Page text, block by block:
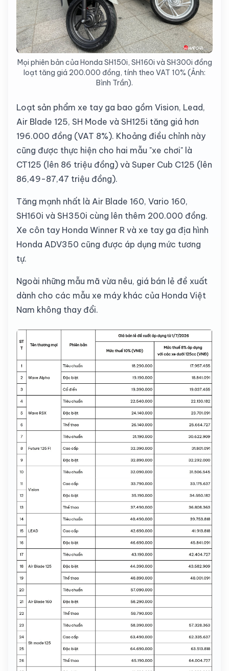
Mọi phiên bản của Honda SH150i, SH160i và SH300i đồng
loạt tăng giá 200.000 đồng, tính theo VAT 10% (Ảnh:
Bình Trần).
Loạt sản phẩm xe tay ga bao gồm Vision, Lead,
Air Blade 125, SH Mode và SH125i tăng giá hơn
196.000 đồng (VAT 8%). Khoảng điều chỉnh này
cũng được thực hiện cho hai mẫu "xe chơi" là
CT125 (lên 86 triệu đồng) và Super Cub C125 (lên
86,49-87,47 triệu đồng).
Tăng mạnh nhất là Air Blade 160, Vario 160,
SH160i và SH350i cùng lên thêm 200.000 đồng.
Xe côn tay Honda Winner R và xe tay ga địa hình
Honda ADV350 cũng được áp dụng mức tương
tự.
Ngoài những mẫu mã vừa nêu, giá bán lẻ đề xuất
dành cho các mẫu xe máy khác của Honda Việt
Nam không thay đổi.